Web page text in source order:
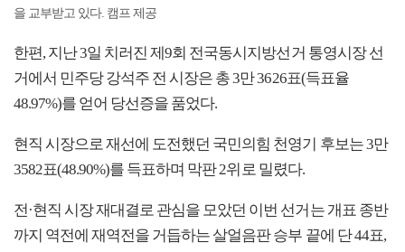
을 교부받고 있다. 캠프 제공
한편, 지난 3일 치러진 제9회 전국동시지방선거 통영시장 선
거에서 민주당 강석주 전 시장은 총 3만 3626표(득표율
48.97%)를 얻어 당선증을 품었다.
현직 시장으로 재선에 도전했던 국민의힘 천영기 후보는 3만
3582표(48.90%)를 득표하며 막판 2위로 밀렸다.
전·현직 시장 재대결로 관심을 모았던 이번 선거는 개표 종반
까지 역전에 재역전을 거듭하는 살얼음판 승부 끝에 단 44표,